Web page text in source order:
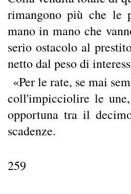
rimangono più che le
mano in mano che
serio ostacolo al
netto dal peso di
«Per le rate, se mai
coll'impicciolire le
opportuna tra il
scadenze.
259